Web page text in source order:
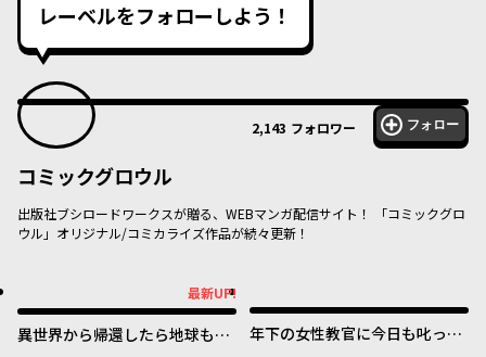
レーベルをフォローしよう！
2,143 フォロワー フォロー
コミックグロウル
出版社ブシロードワークスが贈る、WEBマンガ配信サイト！ 「コミックグロ
ウル」オリジナル/コミカライズ作品が続々更新！
最新UP!
異世界から帰還したら地球もか
年下の女性教官に今日も叱って